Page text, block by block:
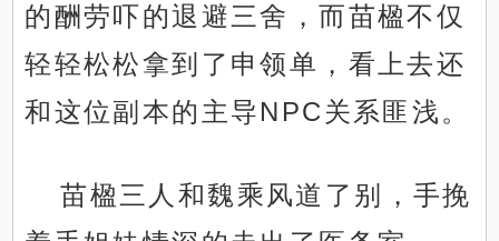
的酬劳吓的退避三舍，而苗楹不仅
轻轻松松拿到了申领单，看上去还
和这位副本的主导NPC关系匪浅。
苗楹三人和魏乘风道了别，手挽